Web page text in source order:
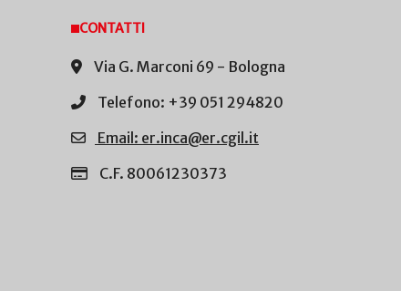
CONTATTI
Via G. Marconi 69 - Bologna
Telefono: +39 051 294820
Email: er.inca@er.cgil.it
C.F. 80061230373